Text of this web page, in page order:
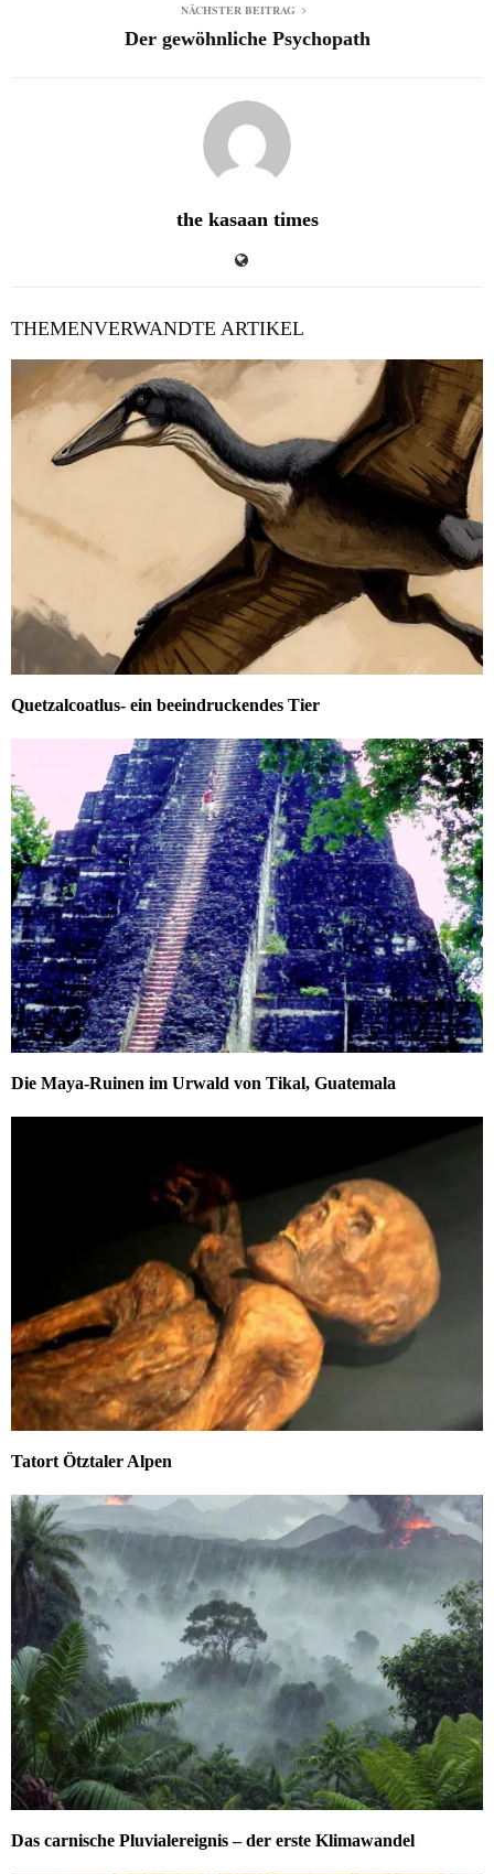
NÄCHSTER BEITRAG
Der gewöhnliche Psychopath
the kasaan times
THEMENVERWANDTE ARTIKEL
Quetzalcoatlus- ein beeindruckendes Tier
Die Maya-Ruinen im Urwald von Tikal, Guatemala
Tatort Ötztaler Alpen
Das carnische Pluvialereignis – der erste Klimawandel